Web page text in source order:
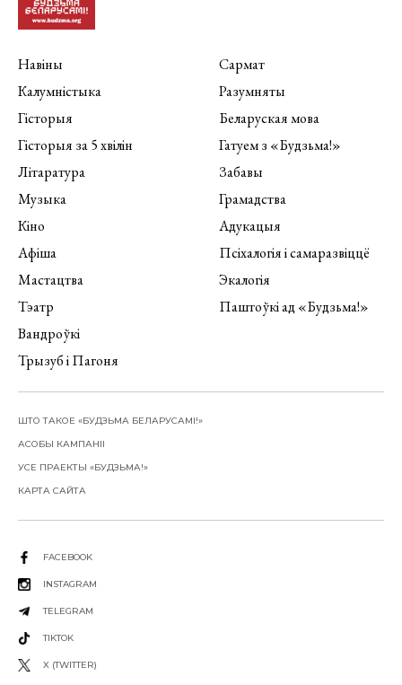
Навіны
Калумністыка
Гісторыя
Гісторыя за 5 хвілін
Літаратура
Музыка
Кіно
Афіша
Мастацтва
Тэатр
Вандроўкі
Трызуб і Пагоня
Сармат
Разумняты
Беларуская мова
Гатуем з «Будзьма!»
Забавы
Грамадства
Адукацыя
Псіхалогія і самаразвіццё
Экалогія
Паштоўкі ад «Будзьма!»
ШТО ТАКОЕ «БУДЗЬМА БЕЛАРУСАМІ!»
АСОБЫ КАМПАНІІ
УСЕ ПРАЕКТЫ «БУДЗЬМА!»
КАРТА САЙТА
FACEBOOK
INSTAGRAM
TELEGRAM
TIKTOK
X (TWITTER)